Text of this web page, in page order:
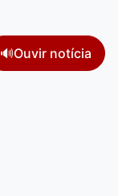
🔊Ouvir notícia